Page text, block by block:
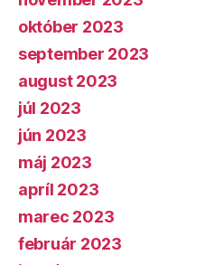
október 2023
september 2023
august 2023
júl 2023
jún 2023
máj 2023
apríl 2023
marec 2023
február 2023